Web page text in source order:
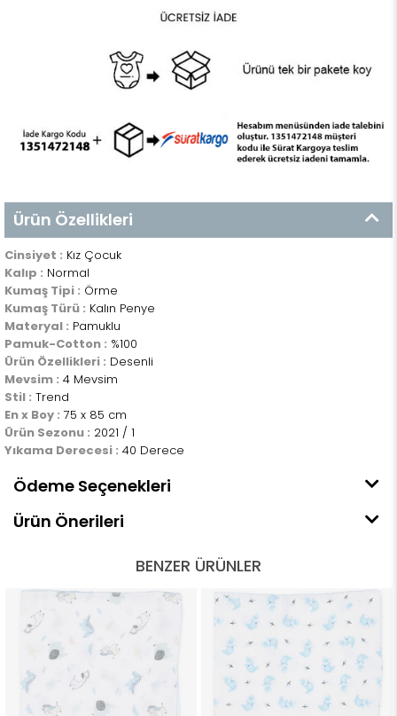
Ürün Özellikleri
Cinsiyet : Kız Çocuk
Kalıp : Normal
Kumaş Tipi : Örme
Kumaş Türü : Kalın Penye
Materyal : Pamuklu
Pamuk-Cotton : %100
Ürün Özellikleri : Desenli
Mevsim : 4 Mevsim
Stil : Trend
En x Boy : 75 x 85 cm
Ürün Sezonu : 2021 / 1
Yıkama Derecesi : 40 Derece
Ödeme Seçenekleri
Ürün Önerileri
BENZER ÜRÜNLER